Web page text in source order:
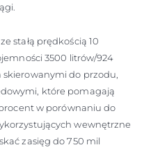
stałą prędkością 10
3500 litrów/924
do przodu,
które pomagają
w porównaniu do
wewnętrzne
zasięg do 750 mil